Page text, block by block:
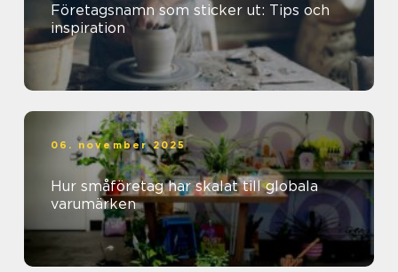
Företagsnamn som sticker ut: Tips och
inspiration
06. november 2025
Hur småföretag har skalat till globala
varumärken